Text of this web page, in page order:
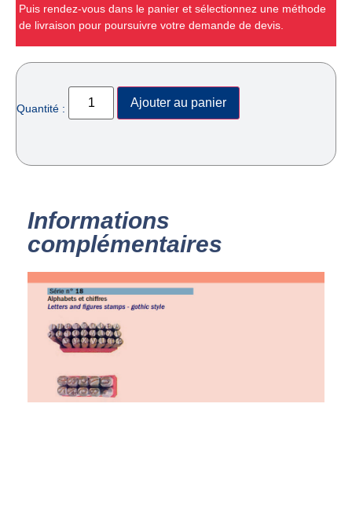
Puis rendez-vous dans le panier et sélectionnez une méthode
de livraison pour poursuivre votre demande de devis.
Quantité : Ajouter au panier
Informations
complémentaires